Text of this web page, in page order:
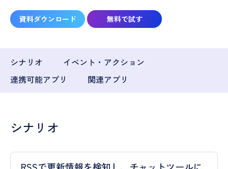
資料ダウンロード 無料で試す
シナリオ
イベント・アクション
連携可能アプリ
関連アプリ
シナリオ